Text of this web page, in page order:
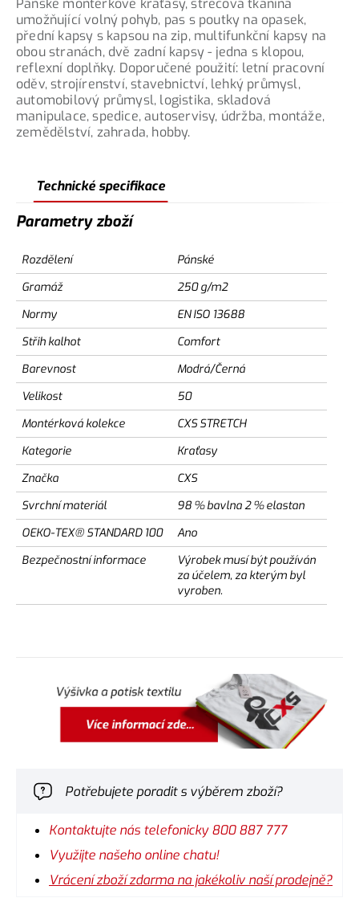
Pánské montérkové kraťasy, strečová tkanina
umožňující volný pohyb, pas s poutky na opasek,
přední kapsy s kapsou na zip, multifunkční kapsy na
obou stranách, dvě zadní kapsy - jedna s klopou,
reflexní doplňky. Doporučené použití: letní pracovní
oděv, strojírenství, stavebnictví, lehký průmysl,
automobilový průmysl, logistika, skladová
manipulace, spedice, autoservisy, údržba, montáže,
zemědělství, zahrada, hobby.
Technické specifikace
Parametry zboží
Rozdělení
Pánské
Gramáž
250 g/m2
Normy
EN ISO 13688
Střih kalhot
Comfort
Barevnost
Modrá/Černá
Velikost
50
Montérková kolekce
CXS STRETCH
Kategorie
Kraťasy
Značka
CXS
Svrchní materiál
98 % bavlna 2 % elastan
OEKO-TEX® STANDARD 100
Ano
Bezpečnostní informace
Výrobek musí být používán
za účelem, za kterým byl
vyroben.
Potřebujete poradit s výběrem zboží?
Kontaktujte nás telefonicky 800 887 777
Využijte našeho online chatu!
Vrácení zboží zdarma na jakékoliv naší prodejně?